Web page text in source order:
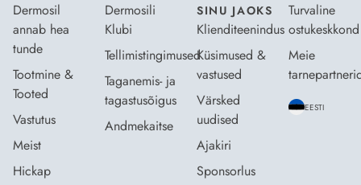
Dermosil
annab hea
tunde
Tootmine &
Tooted
Vastutus
Meist
Hickap
Dermosili
Klubi
Tellimistingimused
Taganemis- ja
tagastusõigus
Andmekaitse
SINU JAOKS
Klienditeenindus
Küsimused &
vastused
Värsked
uudised
Ajakiri
Sponsorlus
Turvaline
ostukeskkond
Meie
EESTI